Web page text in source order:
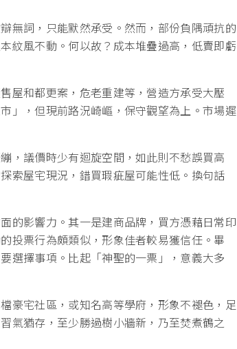
無詞，只能默然承受。然而，部份負隅頑抗的
紋風不動。何以故？成本堆疊過高，低賣即虧
屋和都更案，危老重建等，營造方承受大壓
」，但現前路況崎嶇，保守觀望為上。市場遲
，議價時少有迴旋空間，如此則不愁誤買高
索屋宅現況，錯買瑕疵屋可能性低。換句話
的影響力。其一是建商品牌，買方憑藉日常印
投票行為頗類似，形象佳者較易獲信任。畢
選擇事項。比起「神聖的一票」，意義大多
豪宅社區，或知名高等學府，形象不褪色，足
氣猶存，至少勝過樹小牆新，乃至焚煮鶴之